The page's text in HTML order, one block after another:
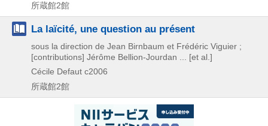
所蔵館2館
La laïcité, une question au présent
sous la direction de Jean Birnbaum et Frédéric Viguier ;
[contributions] Jérôme Bellion-Jourdan ... [et al.]
Cécile Defaut c2006
所蔵館2館